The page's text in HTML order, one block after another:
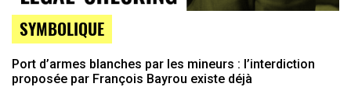
SYMBOLIQUE
Port d’armes blanches par les mineurs : l’interdiction
proposée par François Bayrou existe déjà